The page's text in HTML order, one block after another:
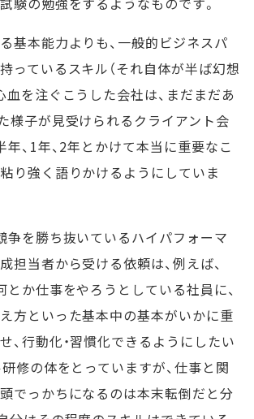
基本能力よりも、一般的ビジネスパ
っているスキル（それ自体が半ば幻想
血を注ぐこうした会社は、まだまだあ
様子が見受けられるクライアント会
年、1年、2年とかけて本当に重要なこ
り強く語りかけるようにしていま
争を勝ち抜いているハイパフォーマ
担当者から受ける依頼は、例えば、
とか仕事をやろうとしている社員に、
方といった基本中の基本がいかに重
、行動化・習慣化できるようにしたい
研修の体をとっていますが、仕事と関
でっかちになるのは本末転倒だと分